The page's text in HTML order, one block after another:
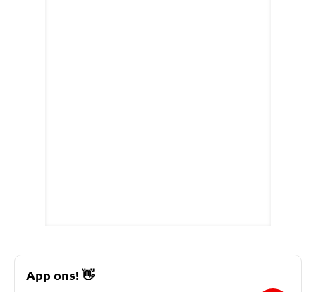
App ons!👋